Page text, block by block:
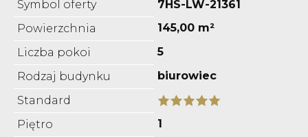
Symbol oferty
7HS-LW-21361
Powierzchnia
145,00 m²
Liczba pokoi
5
Rodzaj budynku
biurowiec
Standard
Piętro
1